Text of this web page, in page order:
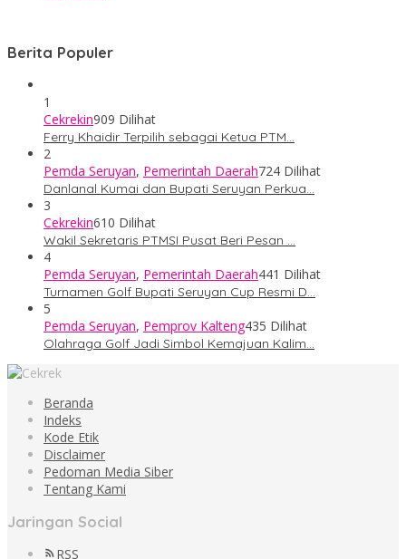
Berita Populer
1
Cekrekin909 Dilihat
Ferry Khaidir Terpilih sebagai Ketua PTM…
2
Pemda Seruyan, Pemerintah Daerah724 Dilihat
Danlanal Kumai dan Bupati Seruyan Perkua…
3
Cekrekin610 Dilihat
Wakil Sekretaris PTMSI Pusat Beri Pesan …
4
Pemda Seruyan, Pemerintah Daerah441 Dilihat
Turnamen Golf Bupati Seruyan Cup Resmi D…
5
Pemda Seruyan, Pemprov Kalteng435 Dilihat
Olahraga Golf Jadi Simbol Kemajuan Kalim…
Beranda
Indeks
Kode Etik
Disclaimer
Pedoman Media Siber
Tentang Kami
Jaringan Social
RSS